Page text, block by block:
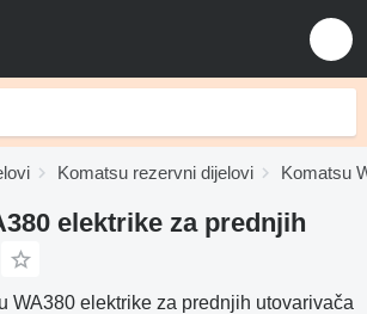
Komatsu rezervni dijelovi Komatsu
elektrike za prednjih
WA380 elektrike za prednjih utovarivača